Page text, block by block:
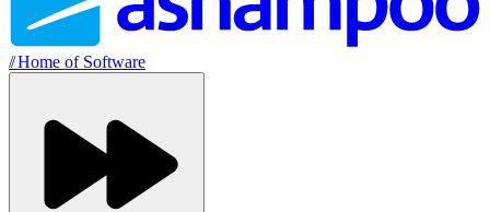
//Home of Software